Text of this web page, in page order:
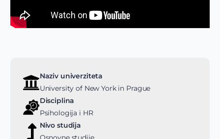
Naziv univerziteta
University of New York in Prague
Disciplina
Psihologija i HR
Nivo studija